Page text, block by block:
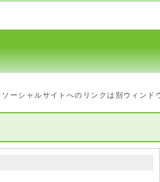
ソーシャルサイトへのリンクは別ウィンド